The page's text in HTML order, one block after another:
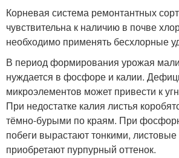
Корневая система ремонтантных
чувствительна к наличию в почве
необходимо применять бесхлорные
В период формирования урожая
нуждается в фосфоре и калии.
микроэлементов может привести к
При недостатке калия листья
тёмно-бурыми по краям. При
побеги вырастают тонкими,
приобретают пурпурный оттенок.